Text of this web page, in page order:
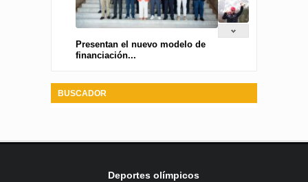
Presentan el nuevo modelo de
financiación...
BUSCADOR
Deportes olímpicos